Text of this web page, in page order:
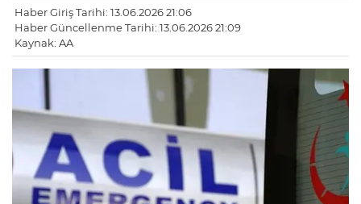
Haber Giriş Tarihi: 13.06.2026 21:06
Haber Güncellenme Tarihi: 13.06.2026 21:09
Kaynak: AA